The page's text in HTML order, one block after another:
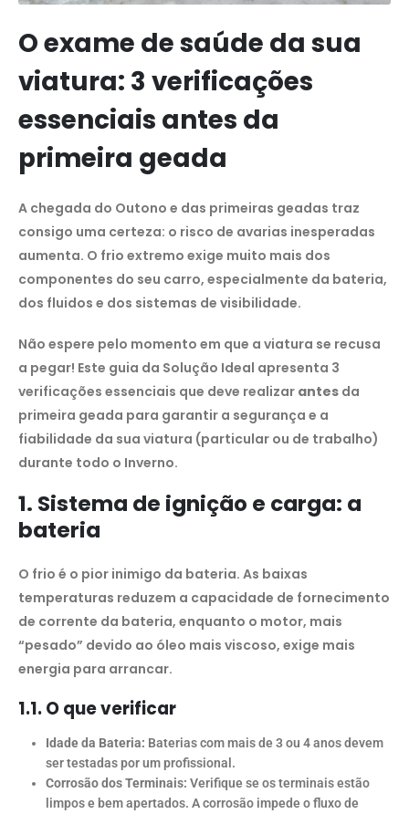
O exame de saúde da sua
viatura: 3 verificações
essenciais antes da
primeira geada
A chegada do Outono e das primeiras geadas traz
consigo uma certeza: o risco de avarias inesperadas
aumenta. O frio extremo exige muito mais dos
componentes do seu carro, especialmente da bateria,
dos fluidos e dos sistemas de visibilidade.
Não espere pelo momento em que a viatura se recusa
a pegar! Este guia da Solução Ideal apresenta 3
verificações essenciais que deve realizar antes da
primeira geada para garantir a segurança e a
fiabilidade da sua viatura (particular ou de trabalho)
durante todo o Inverno.
1. Sistema de ignição e carga: a
bateria
O frio é o pior inimigo da bateria. As baixas
temperaturas reduzem a capacidade de fornecimento
de corrente da bateria, enquanto o motor, mais
“pesado” devido ao óleo mais viscoso, exige mais
energia para arrancar.
1.1. O que verificar
Idade da Bateria: Baterias com mais de 3 ou 4 anos devem
ser testadas por um profissional.
Corrosão dos Terminais: Verifique se os terminais estão
limpos e bem apertados. A corrosão impede o fluxo de